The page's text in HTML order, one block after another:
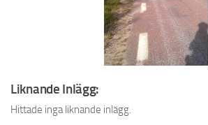
Liknande Inlägg:
Hittade inga liknande inlägg.